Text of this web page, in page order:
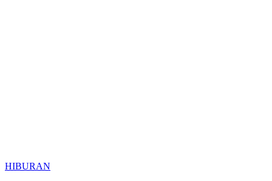
HIBURAN